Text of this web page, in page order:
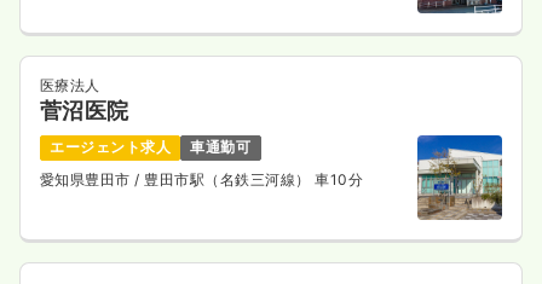
医療法人
菅沼医院
エージェント求人
車通勤可
愛知県豊田市 / 豊田市駅（名鉄三河線） 車10分